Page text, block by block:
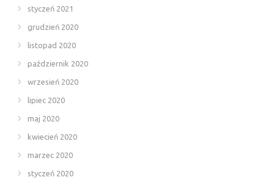
styczeń 2021
grudzień 2020
listopad 2020
październik 2020
wrzesień 2020
lipiec 2020
maj 2020
kwiecień 2020
marzec 2020
styczeń 2020